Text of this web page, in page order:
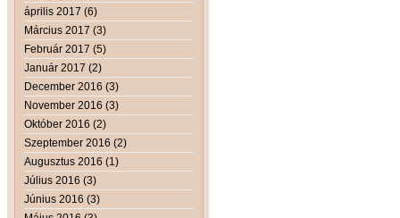
április 2017 (6)
Március 2017 (3)
Február 2017 (5)
Január 2017 (2)
December 2016 (3)
November 2016 (3)
Október 2016 (2)
Szeptember 2016 (2)
Augusztus 2016 (1)
Július 2016 (3)
Június 2016 (3)